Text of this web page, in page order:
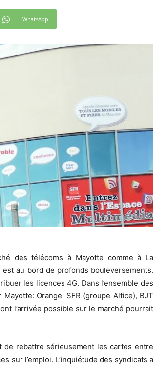
WhatsApp
des télécoms à Mayotte comme à La
est au bord de profonds bouleversements.
les licences 4G. Dans l’ensemble des
Orange, SFR (groupe Altice), BJT
l’arrivée possible sur le marché pourrait
rebattre sérieusement les cartes entre
sur l’emploi. L’inquiétude des syndicats a